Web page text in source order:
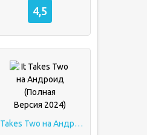
4,5
It Takes Two на Андроид (Полная Версия 2024)